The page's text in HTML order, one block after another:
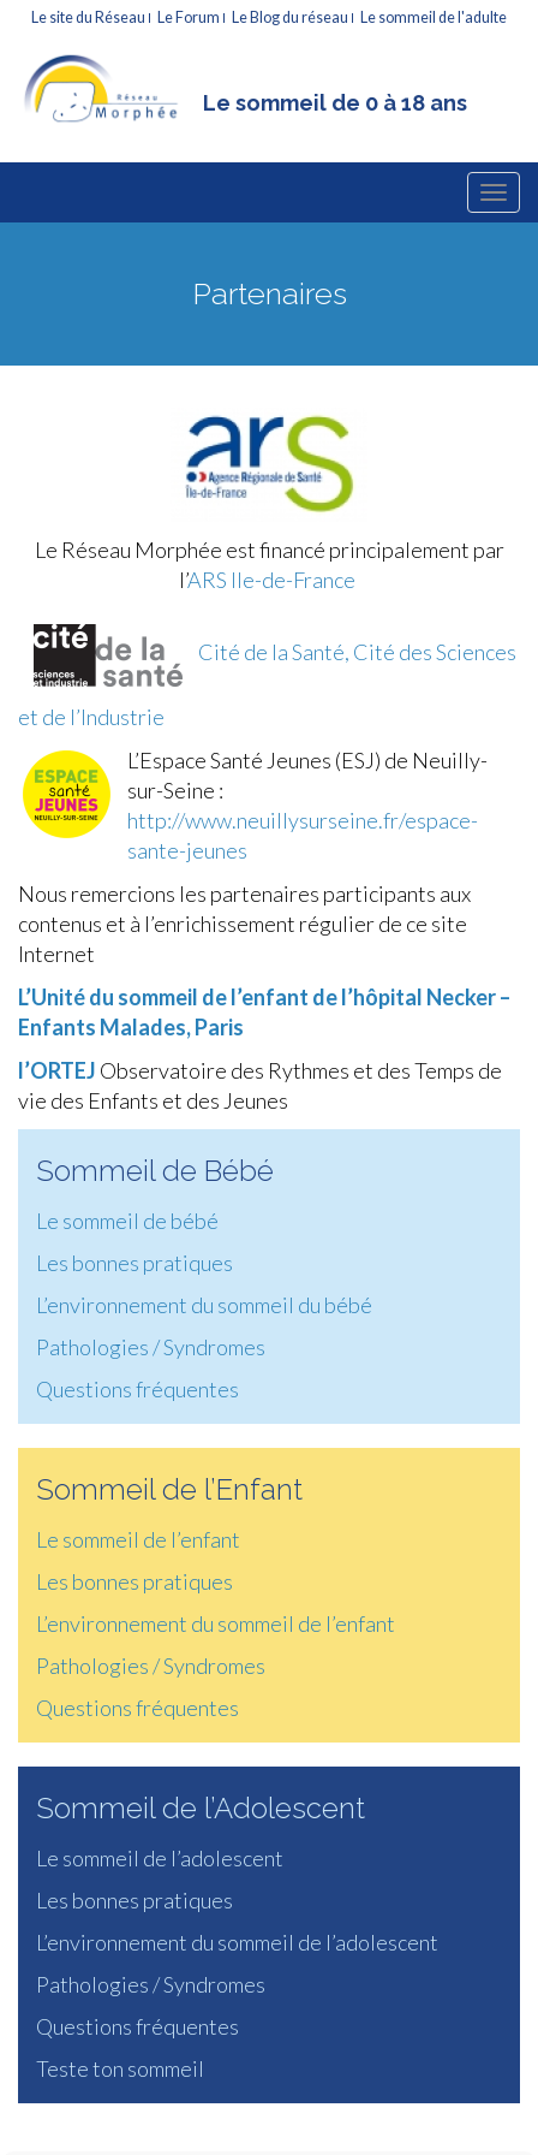
Le site du Réseau Le Forum Le Blog du réseau Le sommeil de l'adulte
Le sommeil de 0 à 18 ans
principal
Partenaires
Le Réseau Morphée est financé principalement par
l’ARS Ile-de-France
Cité de la Santé, Cité des Sciences
et de l’Industrie
L’Espace Santé Jeunes (ESJ) de Neuilly-
sur-Seine :
http://www.neuillysurseine.fr/espace-
sante-jeunes
Nous remercions les partenaires participants aux
contenus et à l’enrichissement régulier de ce site
Internet
L’Unité du sommeil de l’enfant de l’hôpital Necker –
Enfants Malades, Paris
l’ORTEJ Observatoire des Rythmes et des Temps de
vie des Enfants et des Jeunes
Sommeil de Bébé
Le sommeil de bébé
Les bonnes pratiques
L’environnement du sommeil du bébé
Pathologies / Syndromes
Questions fréquentes
Sommeil de l’Enfant
Le sommeil de l’enfant
Les bonnes pratiques
L’environnement du sommeil de l’enfant
Pathologies / Syndromes
Questions fréquentes
Sommeil de l’Adolescent
Le sommeil de l’adolescent
Les bonnes pratiques
L’environnement du sommeil de l’adolescent
Pathologies / Syndromes
Questions fréquentes
Teste ton sommeil